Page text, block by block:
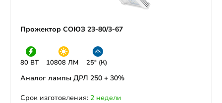
Прожектор СОЮЗ 23-80/3-67
80 ВТ 10808 ЛМ 25° (К)
Аналог лампы ДРЛ 250 + 30%
Срок изготовления: 2 недели